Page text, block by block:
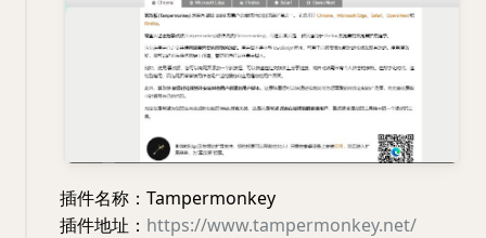
插件名称：Tampermonkey
插件地址： https://www.tampermonkey.net/